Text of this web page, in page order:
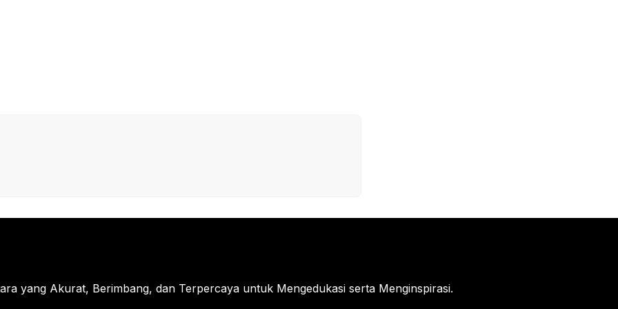
yang Akurat, Berimbang, dan Terpercaya untuk Mengedukasi serta Menginspirasi.